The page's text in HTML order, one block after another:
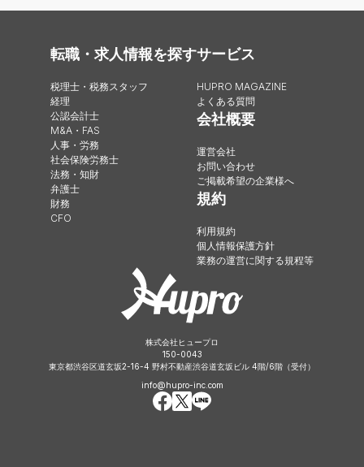
転職・求人情報を探す
税理士・税務スタッフ
経理
公認会計士
M&A・FAS
人事・労務
社会保険労務士
法務・知財
弁護士
財務
CFO
サービス
HUPRO MAGAZINE
よくある質問
会社概要
運営会社
お問い合わせ
ご掲載希望の企業様へ
規約
利用規約
個人情報保護方針
業務の運営に関する規程等
株式会社ヒュープロ
150-0043
東京都渋谷区道玄坂2-16-4 野村不動産渋谷道玄坂ビル 4階/6階（受付）
info@hupro-inc.com